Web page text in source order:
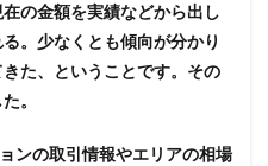
の金額を実績などから出し
。少なくとも傾向が分かり
た、ということです。その
。
ンの取引情報やエリアの相場